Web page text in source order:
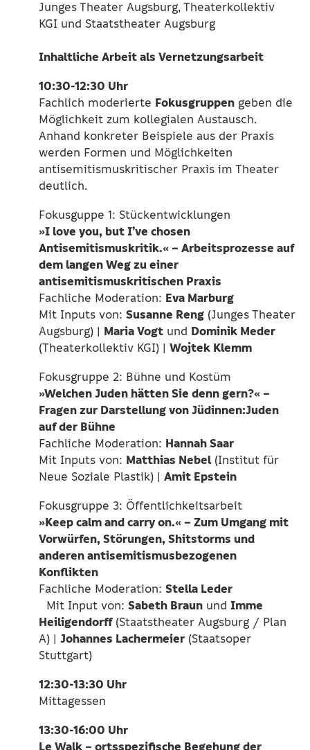
Junges Theater Augsburg, Theaterkollektiv
KGI und Staatstheater Augsburg
Inhaltliche Arbeit als Vernetzungsarbeit
10:30-12:30 Uhr
Fachlich moderierte Fokusgruppengeben die
Möglichkeit zum kollegialen Austausch.
Anhand konkreter Beispiele aus der Praxis
werden Formen und Möglichkeiten
antisemitismuskritischer Praxis im Theater
deutlich.
Fokusguppe 1: Stückentwicklungen
»I love you, but I’ve chosen
Antisemitismuskritik.« – Arbeitsprozesse auf
dem langen Weg zu einer
antisemitismuskritischen Praxis
Fachliche Moderation: Eva Marburg
Mit Inputs von: Susanne Reng(Junges Theater
Augsburg) | Maria Vogtund Dominik Meder
(Theaterkollektiv KGI) | Wojtek Klemm
Fokusgruppe 2: Bühne und Kostüm
»Welchen Juden hätten Sie denn gern?« –
Fragen zur Darstellung von Jüdinnen:Juden
auf der Bühne
Fachliche Moderation: Hannah Saar
Mit Inputs von: Matthias Nebel(Institut für
Neue Soziale Plastik) | Amit Epstein
Fokusgruppe 3: Öffentlichkeitsarbeit
»Keep calm and carry on.« – Zum Umgang mit
Vorwürfen, Störungen, Shitstorms und
anderen antisemitismusbezogenen
Konflikten
Fachliche Moderation: Stella Leder
Mit Input von: Sabeth Braunund Imme
Heiligendorff(Staatstheater Augsburg / Plan
A) | Johannes Lachermeier(Staatsoper
Stuttgart)
12:30-13:30 Uhr
Mittagessen
13:30-16:00 Uhr